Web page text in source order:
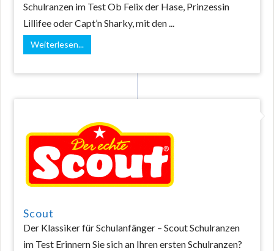
Schulranzen im Test Ob Felix der Hase, Prinzessin
Lillifee oder Capt’n Sharky, mit den ...
Weiterlesen...
Scout
Der Klassiker für Schulanfänger – Scout Schulranzen
im Test Erinnern Sie sich an Ihren ersten Schulranzen?